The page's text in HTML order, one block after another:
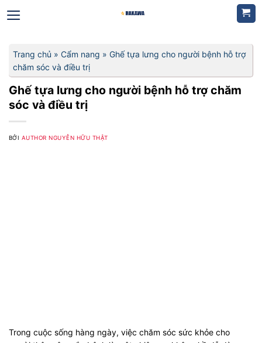
qua
Trang chủ » Cẩm nang » Ghế tựa lưng cho người bệnh hỗ trợ
chăm sóc và điều trị
Ghế tựa lưng cho người bệnh hỗ trợ chăm
sóc và điều trị
BỞI AUTHOR NGUYỄN HỮU THẬT
Trong cuộc sống hàng ngày, việc chăm sóc sức khỏe cho